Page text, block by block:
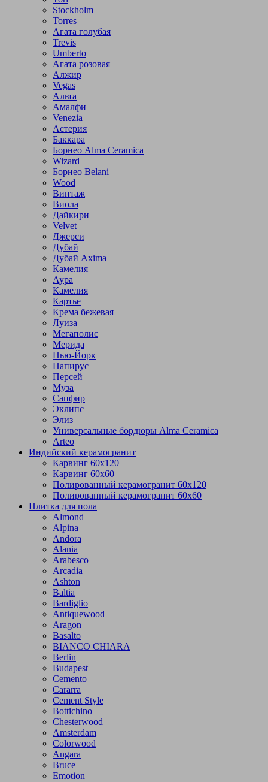
Stockholm
Torres
Агата голубая
Trevis
Umberto
Агата розовая
Алжир
Vegas
Альта
Амалфи
Venezia
Астерия
Баккара
Борнео Alma Ceramica
Wizard
Борнео Belani
Wood
Винтаж
Виола
Дайкири
Velvet
Джерси
Дубай
Дубай Axima
Камелия
Аура
Камелия
Картье
Крема бежевая
Луиза
Мегаполис
Мерида
Нью-Йорк
Папирус
Персей
Муза
Сапфир
Эклипс
Элиз
Универсальные бордюры Alma Ceramica
Arteo
Индийский керамогранит
Карвинг 60х120
Карвинг 60х60
Полированный керамогранит 60х120
Полированный керамогранит 60х60
Плитка для пола
Almond
Alpina
Andora
Alania
Arabesco
Arcadia
Ashton
Baltia
Bardiglio
Antiquewood
Aragon
Basalto
BIANCO CHIARA
Berlin
Budapest
Cemento
Cararra
Cement Style
Bottichino
Chesterwood
Amsterdam
Colorwood
Angara
Bruce
Emotion